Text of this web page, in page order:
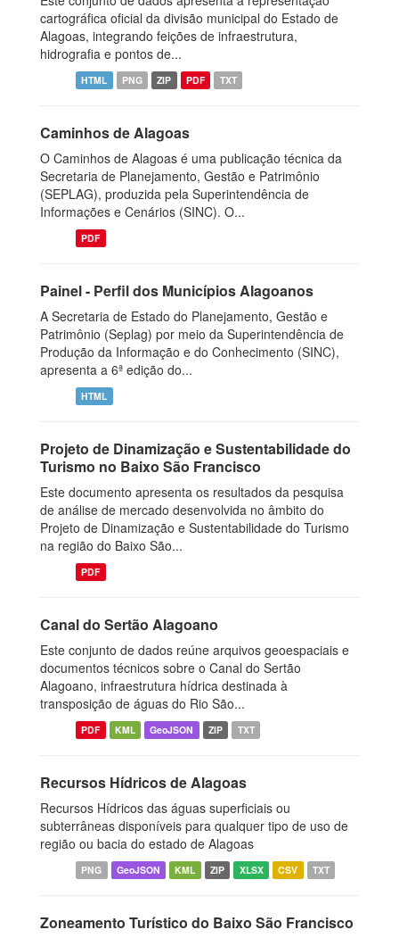
cartográfica oficial da divisão municipal do Estado de
Alagoas, integrando feições de infraestrutura,
hidrografia e pontos de...
HTML PNG ZIP PDF TXT
Caminhos de Alagoas
O Caminhos de Alagoas é uma publicação técnica da
Secretaria de Planejamento, Gestão e Patrimônio
(SEPLAG), produzida pela Superintendência de
Informações e Cenários (SINC). O...
PDF
Painel - Perfil dos Municípios Alagoanos
A Secretaria de Estado do Planejamento, Gestão e
Patrimônio (Seplag) por meio da Superintendência de
Produção da Informação e do Conhecimento (SINC),
apresenta a 6ª edição do...
HTML
Projeto de Dinamização e Sustentabilidade do
Turismo no Baixo São Francisco
Este documento apresenta os resultados da pesquisa
de análise de mercado desenvolvida no âmbito do
Projeto de Dinamização e Sustentabilidade do Turismo
na região do Baixo São...
PDF
Canal do Sertão Alagoano
Este conjunto de dados reúne arquivos geoespaciais e
documentos técnicos sobre o Canal do Sertão
Alagoano, infraestrutura hídrica destinada à
transposição de águas do Rio São...
PDF KML GeoJSON ZIP TXT
Recursos Hídricos de Alagoas
Recursos Hídricos das águas superficiais ou
subterrâneas disponíveis para qualquer tipo de uso de
região ou bacia do estado de Alagoas
PNG GeoJSON KML ZIP XLSX CSV TXT
Zoneamento Turístico do Baixo São Francisco